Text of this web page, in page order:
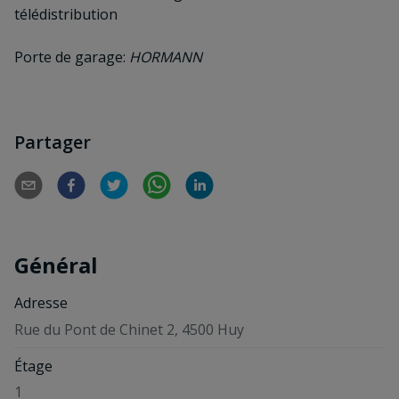
télédistribution
Porte de garage: HORMANN
Partager
Général
Adresse
Rue du Pont de Chinet 2, 4500 Huy
Étage
1